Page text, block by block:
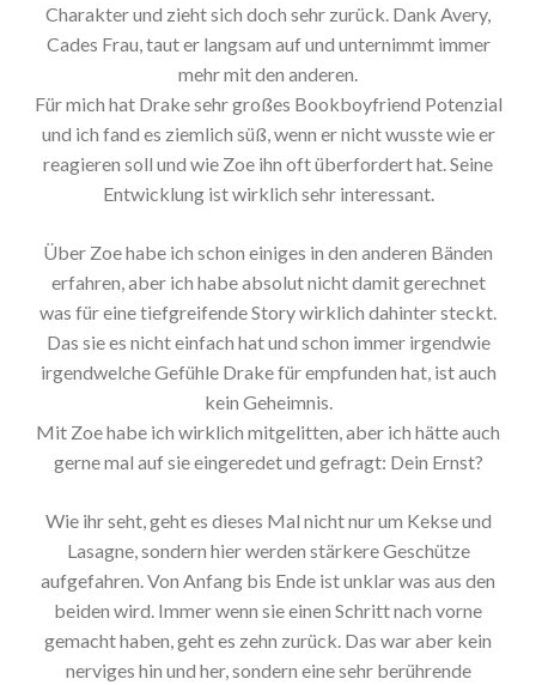
Charakter und zieht sich doch sehr zurück. Dank Avery,
Cades Frau, taut er langsam auf und unternimmt immer
mehr mit den anderen.
Für mich hat Drake sehr großes Bookboyfriend Potenzial
und ich fand es ziemlich süß, wenn er nicht wusste wie er
reagieren soll und wie Zoe ihn oft überfordert hat. Seine
Entwicklung ist wirklich sehr interessant.
Über Zoe habe ich schon einiges in den anderen Bänden
erfahren, aber ich habe absolut nicht damit gerechnet
was für eine tiefgreifende Story wirklich dahinter steckt.
Das sie es nicht einfach hat und schon immer irgendwie
irgendwelche Gefühle Drake für empfunden hat, ist auch
kein Geheimnis.
Mit Zoe habe ich wirklich mitgelitten, aber ich hätte auch
gerne mal auf sie eingeredet und gefragt: Dein Ernst?
Wie ihr seht, geht es dieses Mal nicht nur um Kekse und
Lasagne, sondern hier werden stärkere Geschütze
aufgefahren. Von Anfang bis Ende ist unklar was aus den
beiden wird. Immer wenn sie einen Schritt nach vorne
gemacht haben, geht es zehn zurück. Das war aber kein
nerviges hin und her, sondern eine sehr berührende